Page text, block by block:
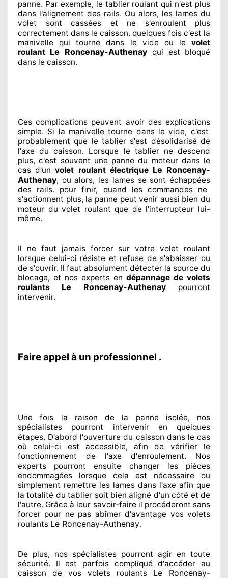
panne. Par exemple, le tablier roulant qui n'est plus
dans l'alignement des rails. Ou alors, les lames du
volet sont cassées et ne s'enroulent plus
correctement dans le caisson. quelques fois c'est la
manivelle qui tourne dans le vide ou le volet
roulant Le Roncenay-Authenay qui est bloqué
dans le caisson.
Ces complications peuvent avoir des explications
simple. Si la manivelle tourne dans le vide, c'est
probablement que le tablier s'est désolidariséde
l'axe du caisson. Lorsque le tablier ne descend
plus, c'est souvent une panne du moteur dans le
cas d'unvolet roulant électrique Le Roncenay-
Authenay, ou alors, les lames se sont échappées
des rails. pour finir, quand les commandes ne
s'actionnent plus, la panne peut venir aussi bien du
moteur du volet roulant que de l'interrupteur lui-
même.
Il ne faut jamais forcer sur votre volet roulant
lorsque celui-ci résiste et refuse de s'abaisser ou
de s'ouvrir. Il faut absolument détecter la source du
blocage, et nos experts en dépannage de volets
roulants Le Roncenay-Authenay
pourront
intervenir.
Faire appel à un professionnel .
Une fois la raison de la panne isolée, nos
spécialistes pourront intervenir en quelques
étapes. D'abord l'ouverture du caisson dans le cas
où celui-ci est accessible, afin de vérifier le
fonctionnement de l'axe d'enroulement. Nos
experts pourront ensuite changerles pièces
endommagées lorsque cela est nécessaire ou
simplement remettre les lames dans l'axe afin que
la totalité du tablier soit bien aligné d'un côté et de
l'autre. Grâce à leur savoir-faireil procéderont sans
forcer pour ne pas abîmerd'avantage vos volets
roulants Le Roncenay-Authenay.
De plus, nos spécialistes pourront agir en toute
sécurité. Il est parfois compliquéd'accéder au
caisson de vos volets roulants Le Roncenay-